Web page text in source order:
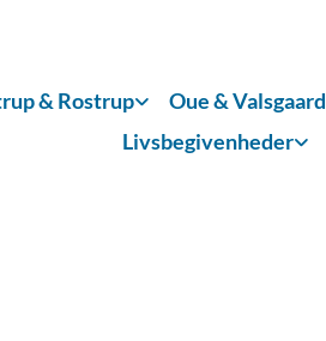
& Rostrup Oue & Valsgaard
Livsbegivenheder